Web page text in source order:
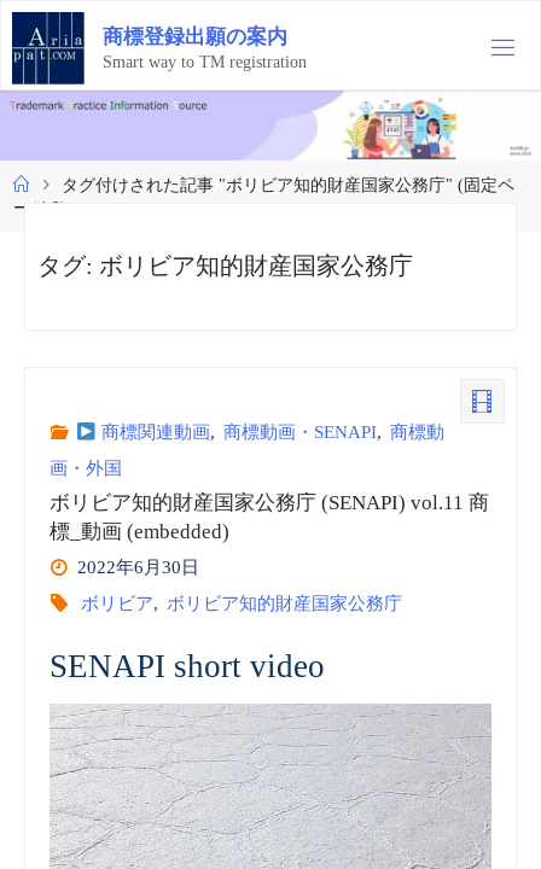
コ
テ
ン
ツ
ス
キ
ッ
商標登録出願の案内
Smart way to TM registration
ホ
ー
タグ付けされた記事 "ボリビア知的財産国家公務庁" (固定ペ
ージ 2)
タグ: ボリビア知的財産国家公務庁
商標関連動画, 商標動画・SENAPI, 商標動
画・外国
ボリビア知的財産国家公務庁 (SENAPI) vol.11 商
標_動画 (embedded)
2022年6月30日
ボリビア, ボリビア知的財産国家公務庁
SENAPI short video